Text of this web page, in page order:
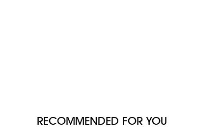
RECOMMENDED FOR YOU